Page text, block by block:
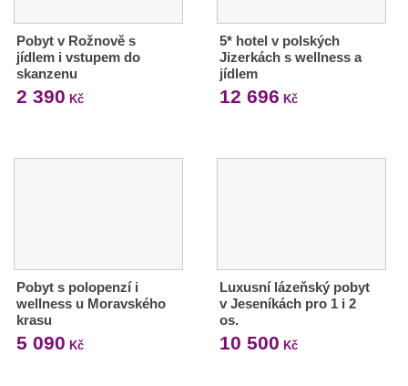
Pobyt v Rožnově s
jídlem i vstupem do
skanzenu
2 390 Kč
5* hotel v polských
Jizerkách s wellness a
jídlem
12 696 Kč
Pobyt s polopenzí i
wellness u Moravského
krasu
5 090 Kč
Luxusní lázeňský pobyt
v Jeseníkách pro 1 i 2
os.
10 500 Kč